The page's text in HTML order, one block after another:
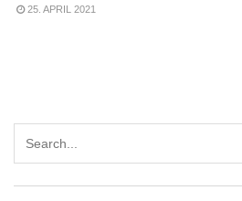
25. APRIL 2021